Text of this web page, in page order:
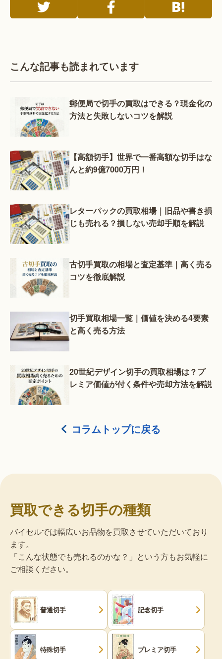
こんな記事も読まれています
郵便局で切手の買取はできる？現金化の
方法と失敗しないコツを解説
【高額切手】世界で一番高額な切手はな
んと約9億7000万円！
レターパックの買取相場｜旧品や書き損
じも売れる？損しない売却手順を解説
古切手買取の相場と査定基準｜高く売る
コツを徹底解説
切手買取相場一覧｜価値を決める4要素
と高く売る方法
20世紀デザイン切手の買取相場は？プ
レミア価値が付く条件や売却方法を解説
コラムトップに戻る
買取できる切手の種類
バイセルでは幅広いお品物を買取させていただいており
ます。
「こんな状態でも売れるのかな？」という方もお気軽に
ご相談ください。
普通切手 記念切手
特殊切手 プレミア切手